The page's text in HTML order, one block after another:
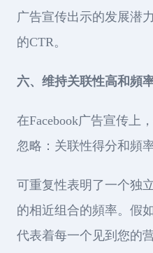
广告宣传出示的发展潜
的CTR。
六、维持关联性高和頻
在Facebook广告宣传上
忽略：关联性得分和頻率
可重复性表明了一个独
的相近组合的頻率。假
代表着每一个见到您的